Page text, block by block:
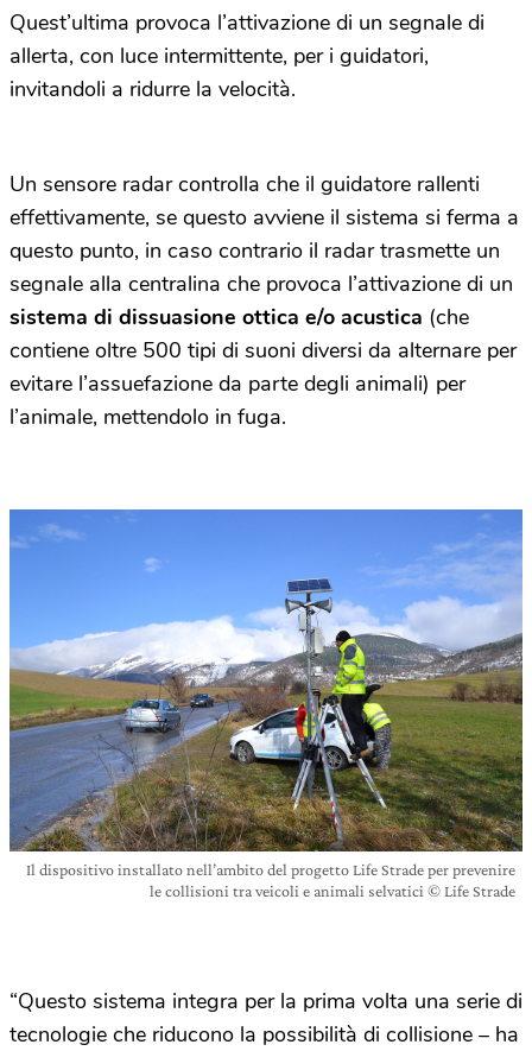
Quest’ultima provoca l’attivazione di un segnale di
allerta, con luce intermittente, per i guidatori,
invitandoli a ridurre la velocità.
Un sensore radar controlla che il guidatore rallenti
effettivamente, se questo avviene il sistema si ferma a
questo punto, in caso contrario il radar trasmette un
segnale alla centralina che provoca l’attivazione di un
sistema di dissuasione ottica e/o acustica (che
contiene oltre 500 tipi di suoni diversi da alternare per
evitare l’assuefazione da parte degli animali) per
l’animale, mettendolo in fuga.
Il dispositivo installato nell’ambito del progetto Life Strade per prevenire
le collisioni tra veicoli e animali selvatici © Life Strade
“Questo sistema integra per la prima volta una serie di
tecnologie che riducono la possibilità di collisione – ha